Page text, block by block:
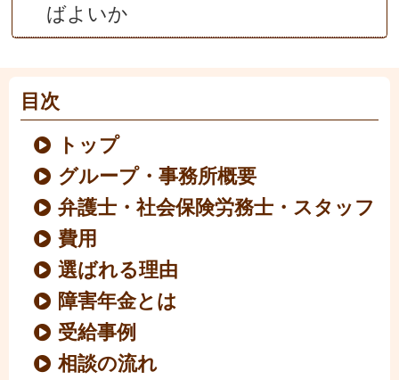
ばよいか
目次
トップ
グループ・事務所概要
弁護士・社会保険労務士・スタッフ
費用
選ばれる理由
障害年金とは
受給事例
相談の流れ